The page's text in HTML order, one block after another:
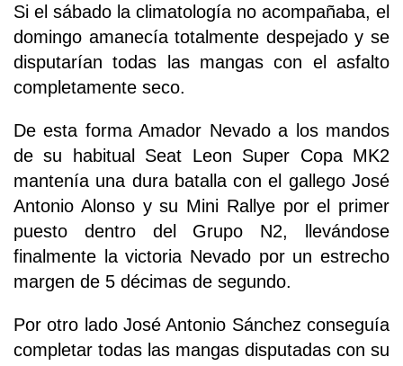
Si el sábado la climatología no acompañaba, el
domingo amanecía totalmente despejado y se
disputarían todas las mangas con el asfalto
completamente seco.
De esta forma Amador Nevado a los mandos
de su habitual Seat Leon Super Copa MK2
mantenía una dura batalla con el gallego José
Antonio Alonso y su Mini Rallye por el primer
puesto dentro del Grupo N2, llevándose
finalmente la victoria Nevado por un estrecho
margen de 5 décimas de segundo.
Por otro lado José Antonio Sánchez conseguía
completar todas las mangas disputadas con su